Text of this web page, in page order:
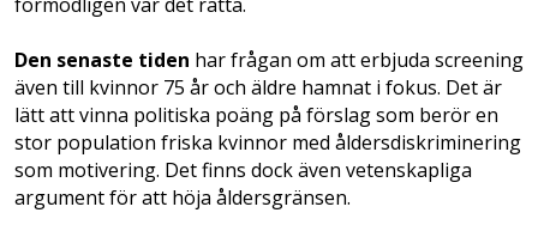
Den senaste tiden har frågan om att erbjuda screening
även till kvinnor 75 år och äldre hamnat i fokus. Det är
lätt att vinna politiska poäng på förslag som berör en
stor population friska kvinnor med åldersdiskriminering
som motivering. Det finns dock även vetenskapliga
argument för att höja åldersgränsen.